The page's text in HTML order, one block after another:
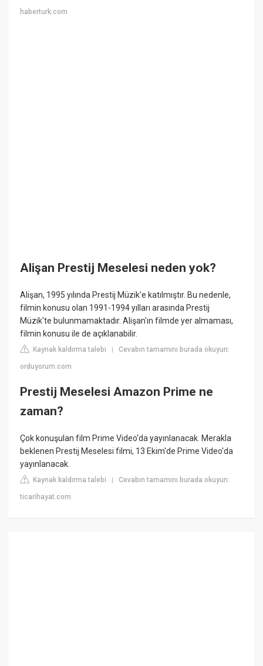
haberturk.com
Alişan Prestij Meselesi neden yok?
Alişan, 1995 yılında Prestij Müzik'e katılmıştır. Bu nedenle,
filmin konusu olan 1991-1994 yılları arasında Prestij
Müzik'te bulunmamaktadır. Alişan'ın filmde yer almaması,
filmin konusu ile de açıklanabilir.
Kaynak kaldırma talebi |Cevabın tamamını burada okuyun:
orduyorum.com
Prestij Meselesi Amazon Prime ne
zaman?
Çok konuşulan film Prime Video'da yayınlanacak. Merakla
beklenen Prestij Meselesi filmi, 13 Ekim'de Prime Video'da
yayınlanacak.
Kaynak kaldırma talebi |Cevabın tamamını burada okuyun:
ticarihayat.com